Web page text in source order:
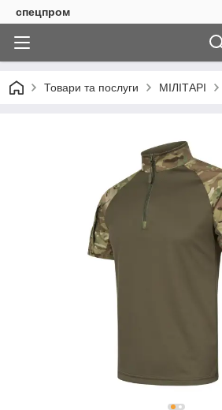
спецпром
Товари та послуги МІЛІТАРІ